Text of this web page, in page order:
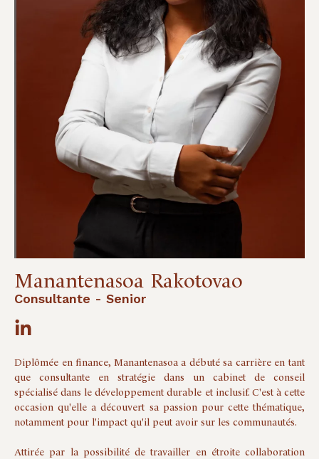
Manantenasoa Rakotovao
Consultante - Senior
Diplômée en finance, Manantenasoa a débuté sa carrière en tant
que consultante en stratégie dans un cabinet de conseil
spécialisé dans le développement durable et inclusif. C'est à cette
occasion qu'elle a découvert sa passion pour cette thématique,
notamment pour l'impact qu'il peut avoir sur les communautés.
Attirée par la possibilité de travailler en étroite collaboration